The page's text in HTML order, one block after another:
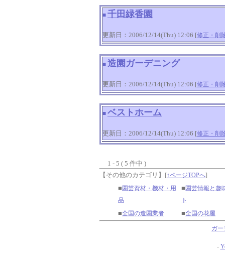
■ 千田緑香園
更新日：2006/12/14(Thu) 12:06 [修正・削
■ 造園ガーデニング
更新日：2006/12/14(Thu) 12:06 [修正・削
■ ベストホーム
更新日：2006/12/14(Thu) 12:06 [修正・削
1 - 5 ( 5 件中 )
【その他のカテゴリ】
[↑ページTOPへ]
■ 園芸資材・機材・用
品
■ 園芸情報と趣
ト
■全国の造園業者 ■全国の花屋
ガ
-